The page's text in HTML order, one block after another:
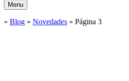
Menu
» Blog » Novedades » Página 3